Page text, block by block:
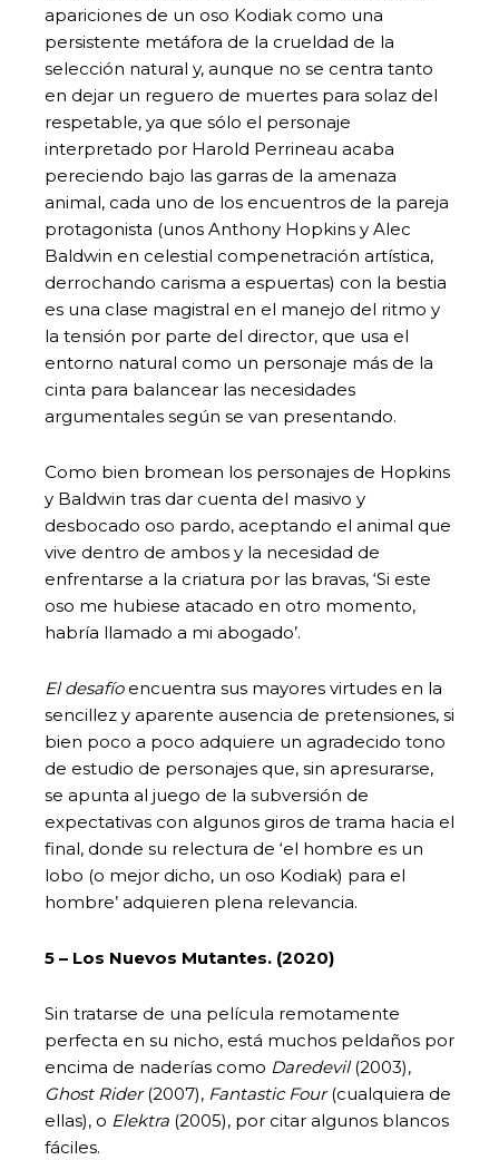
apariciones de un oso Kodiak como una
persistente metáfora de la crueldad de la
selección natural y, aunque no se centra tanto
en dejar un reguero de muertes para solaz del
respetable, ya que sólo el personaje
interpretado por Harold Perrineau acaba
pereciendo bajo las garras de la amenaza
animal, cada uno de los encuentros de la pareja
protagonista (unos Anthony Hopkins y Alec
Baldwin en celestial compenetración artística,
derrochando carisma a espuertas) con la bestia
es una clase magistral en el manejo del ritmo y
la tensión por parte del director, que usa el
entorno natural como un personaje más de la
cinta para balancear las necesidades
argumentales según se van presentando.
Como bien bromean los personajes de Hopkins
y Baldwin tras dar cuenta del masivo y
desbocado oso pardo, aceptando el animal que
vive dentro de ambos y la necesidad de
enfrentarse a la criatura por las bravas, ‘Si este
oso me hubiese atacado en otro momento,
habría llamado a mi abogado’.
El desafíoencuentra sus mayores virtudes en la
sencillez y aparente ausencia de pretensiones, si
bien poco a poco adquiere un agradecido tono
de estudio de personajes que, sin apresurarse,
se apunta al juego de la subversión de
expectativas con algunos giros de trama hacia el
final, donde su relectura de ‘el hombre es un
lobo (o mejor dicho, un oso Kodiak) para el
hombre’ adquieren plena relevancia.
5 – Los Nuevos Mutantes. (2020)
Sin tratarse de una película remotamente
perfecta en su nicho, está muchos peldaños por
encima de naderías como Daredevil(2003),
Ghost Rider(2007), Fantastic Four(cualquiera de
ellas), o Elektra (2005), por citar algunos blancos
fáciles.